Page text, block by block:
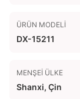
ÜRÜN MODELI
DX-15211
MENŞEI ÜLKE
Shanxi, Çin